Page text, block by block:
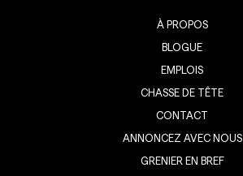
À PROPOS
BLOGUE
EMPLOIS
CHASSE DE TÊTE
CONTACT
ANNONCEZ AVEC NOUS
GRENIER EN BREF